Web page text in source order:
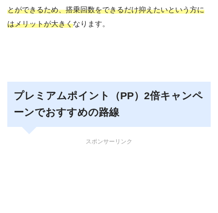
とができるため、搭乗回数をできるだけ抑えたいという方に
はメリットが大きくなります。
プレミアムポイント（PP）2倍キャンペ
ーンでおすすめの路線
スポンサーリンク